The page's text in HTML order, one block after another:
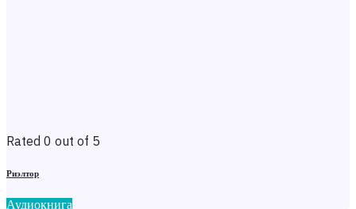
Rated 0 out of 5
Риэлтор
Аудиокнига